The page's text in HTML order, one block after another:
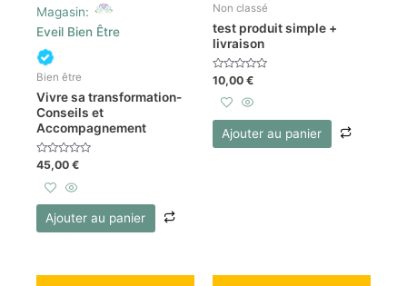
Magasin:
Eveil Bien Être
Bien être
Vivre sa transformation-
Conseils et
Accompagnement
Note
sur
45,00 €
Ajouter au panier
Non classé
test produit simple +
livraison
Note
0
sur
10,00 €
Ajouter au panier